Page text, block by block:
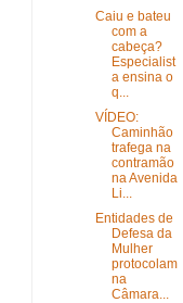
Caiu e bateu
com a
cabeça?
Especialist
a ensina o
q...
VÍDEO:
Caminhão
trafega na
contramão
na Avenida
Li...
Entidades de
Defesa da
Mulher
protocolam
na
Câmara...